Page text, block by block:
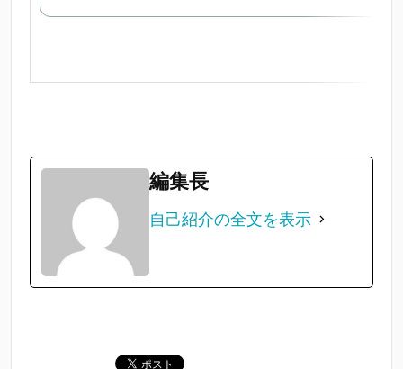
編集長
自己紹介の全文を表示